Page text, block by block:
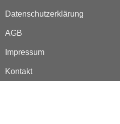
Datenschutzerklärung
AGB
Impressum
Kontakt